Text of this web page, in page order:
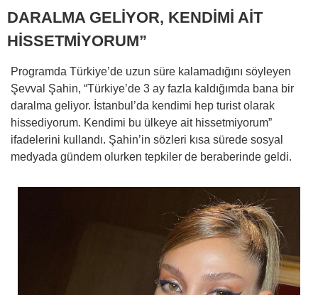
DARALMA GELİYOR, KENDİMİ AİT
HİSSETMİYORUM”
Programda Türkiye’de uzun süre kalamadığını söyleyen
Şevval Şahin, “Türkiye’de 3 ay fazla kaldığımda bana bir
daralma geliyor. İstanbul’da kendimi hep turist olarak
hissediyorum. Kendimi bu ülkeye ait hissetmiyorum”
ifadelerini kullandı. Şahin’in sözleri kısa sürede sosyal
medyada gündem olurken tepkiler de beraberinde geldi.